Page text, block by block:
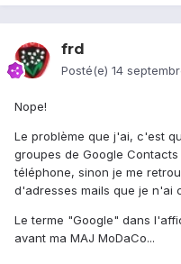
frd
Posté(e) 14
Nope!
Le problème que j'ai, c'est
groupes de Google
téléphone, sinon je me
d'adresses mails que je n'ai
Le terme "Google" dans
avant ma MAJ MoDaCo...